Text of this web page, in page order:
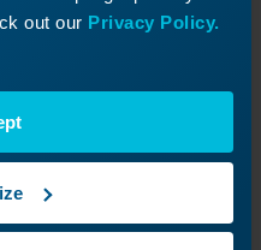
out our Privacy Policy.
Seite des X-Achsen-